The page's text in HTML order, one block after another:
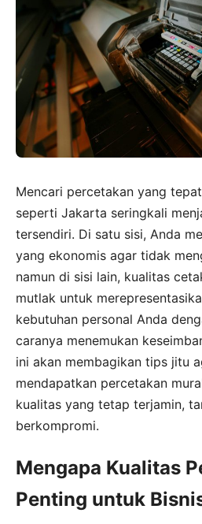
Mencari percetakan yang
seperti Jakarta seringkali
tersendiri. Di satu sisi, Anda
yang ekonomis agar tidak
namun di sisi lain, kualitas
mutlak untuk
kebutuhan personal Anda
caranya menemukan
ini akan membagikan tips jitu
mendapatkan percetakan
kualitas yang tetap terjamin,
berkompromi.
Mengapa Kualitas
Penting untuk